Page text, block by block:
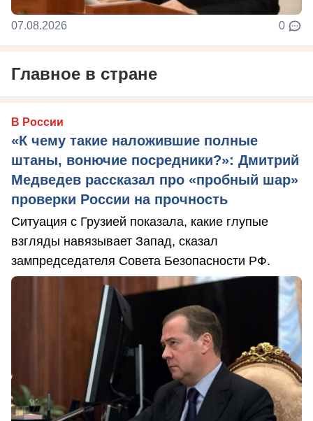
07.08.2026 0
Главное в стране
В России
«К чему такие наложившие полные
штаны, вонючие посредники?»: Дмитрий
Медведев рассказал про «пробный шар»
проверки России на прочность
Ситуация с Грузией показала, какие глупые
взгляды навязывает Запад, сказал
зампредседателя Совета Безопасности РФ.